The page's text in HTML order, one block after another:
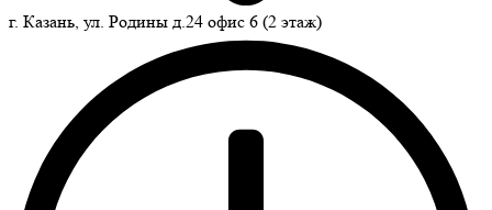
г. Казань, ул. Родины д.24 офис 6 (2 этаж)